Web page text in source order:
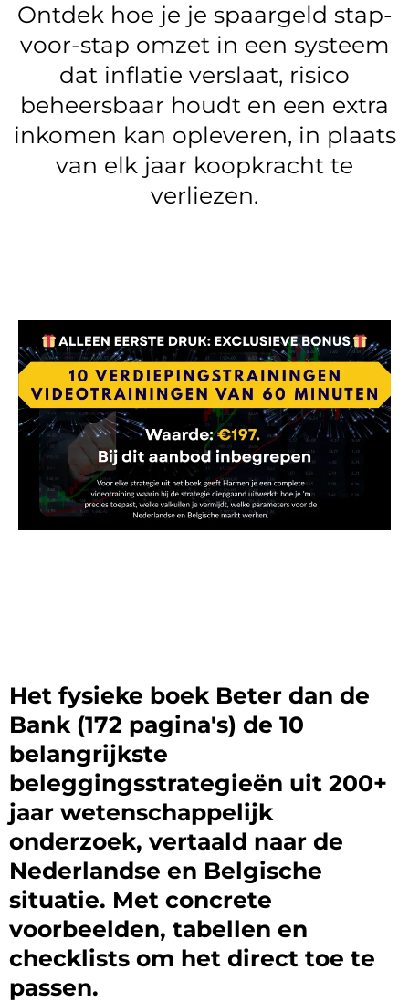
Ontdek hoe je je spaargeld stap-
voor-stap omzet in een systeem
dat inflatie verslaat, risico
beheersbaar houdt en een extra
inkomen kan opleveren, in plaats
van elk jaar koopkracht te
verliezen.
Het fysieke boek Beter dan de
Bank (172 pagina's) de 10
belangrijkste
beleggingsstrategieën uit 200+
jaar wetenschappelijk
onderzoek, vertaald naar de
Nederlandse en Belgische
situatie. Met concrete
voorbeelden, tabellen en
checklists om het direct toe te
passen.